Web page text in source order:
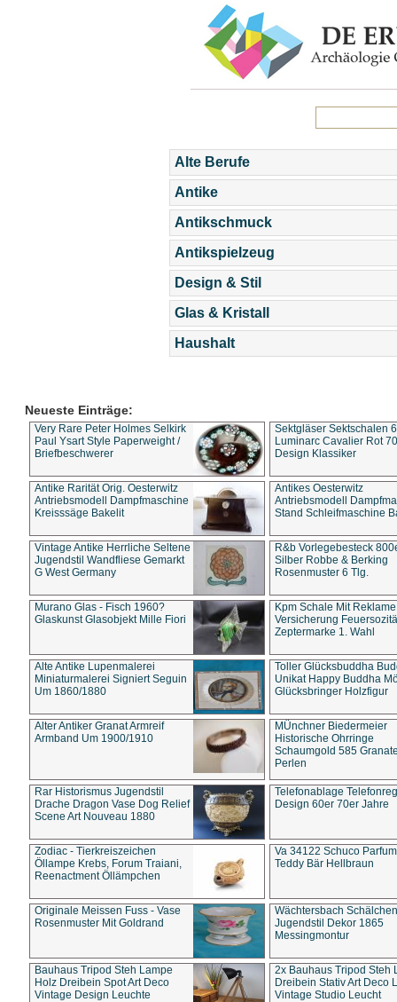
Alte Berufe
Antike
Antikschmuck
Antikspielzeug
Design & Stil
Glas & Kristall
Haushalt
Neueste Einträge:
Very Rare Peter Holmes Selkirk
Paul Ysart Style Paperweight /
Briefbeschwerer
Sektgläser Sektschalen
Luminarc Cavalier Rot
Design Klassiker
Antike Rarität Orig. Oesterwitz
Antriebsmodell Dampfmaschine
Kreisssäge Bakelit
Antikes Oesterwitz
Antriebsmodell
Stand Schleifmaschine
Vintage Antike Herrliche Seltene
Jugendstil Wandfliese Gemarkt
G West Germany
R&b Vorlegebesteck
Silber Robbe & Berking
Rosenmuster 6 Tlg.
Murano Glas - Fisch 1960?
Glaskunst Glasobjekt Mille Fiori
Kpm Schale Mit Reklame
Versicherung
Zeptermarke 1. Wahl
Alte Antike Lupenmalerei
Miniaturmalerei Signiert Seguin
Um 1860/1880
Toller Glücksbuddha
Unikat Happy Buddha
Glücksbringer Holzfigur
Alter Antiker Granat Armreif
Armband Um 1900/1910
MÜnchner Biedermeier
Historische Ohrringe
Schaumgold 585
Perlen
Rar Historismus Jugendstil
Drache Dragon Vase Dog Relief
Scene Art Nouveau 1880
Telefonablage
Design 60er 70er Jahre
Zodiac - Tierkreiszeichen
Öllampe Krebs, Forum Traiani,
Reenactment Öllämpchen
Va 34122 Schuco
Teddy Bär Hellbraun
Originale Meissen Fuss - Vase
Rosenmuster Mit Goldrand
Wächtersbach Schälchen
Jugendstil Dekor 1865
Messingmontur
Bauhaus Tripod Steh Lampe
Holz Dreibein Spot Art Deco
Vintage Design Leuchte
2x Bauhaus Tripod Steh
Dreibein Stativ Art Deco
Vintage Studio Leucht